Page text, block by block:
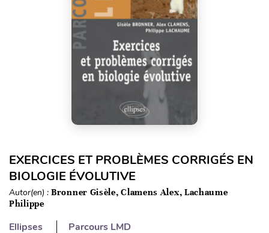
EXERCICES ET PROBLÈMES CORRIGÉS EN
BIOLOGIE ÉVOLUTIVE
Autor(en) : Bronner Gisèle, Clamens Alex, Lachaume
Philippe
Ellipses
Parcours LMD